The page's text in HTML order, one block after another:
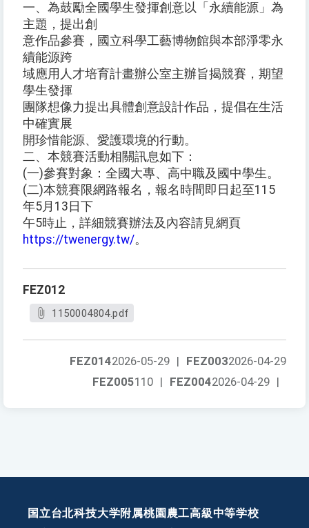
一、為鼓勵全國學生發揮創意以「永續能源」為
主題，提出創
意作品參賽，國立科學工藝博物館與本部淨零永
續能源跨
域應用人才培育計畫辦公室主辦旨揭競賽，期望
學生發揮
團隊想像力提出具體創意設計作品，提倡在生活
中確實展
開珍惜能源、愛護環境的行動。
二、本競賽活動相關訊息如下：
(一)參賽對象：全國大專、高中職及國中學生。
(二)本競賽限網路報名，報名時間即日起至115
年5月13日下
午5時止，詳細競賽辦法及內容請見網頁
https://twenergy.tw/。
FEZ012
1150004804.pdf
FEZ0032026-04-29
FEZ0142026-05-29 |
FEZ0042026-04-29 |
FEZ005110 |
国立台北科技大学附属桃園農工高級中等学校